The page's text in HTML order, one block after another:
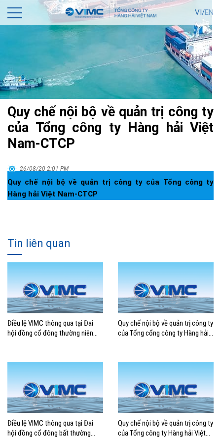
VI/EN
Quy chế nội bộ về quản trị công ty
của Tổng công ty Hàng hải Việt
Nam-CTCP
26/08/20 2:01 PM
Quy chế nội bộ về quản trị công ty của Tổng công ty
Hàng hải Việt Nam-CTCP
Tin liên quan
Điều lệ VIMC thông qua tại Đai
hội đồng cổ đông thường niên
Quy chế nội bộ về quản trị công ty
của Tổng cổng công ty Hàng hải
Điều lệ VIMC thông qua tại Đai
hội đồng cổ đông bất thường
Quy chế nội bộ về quản trị công ty
của Tổng công ty Hàng hải Việt